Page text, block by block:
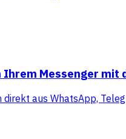
Messenger
aus WhatsApp,